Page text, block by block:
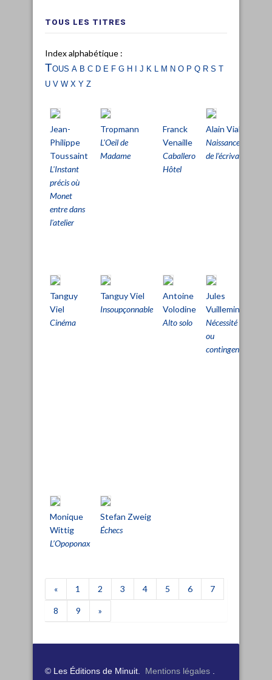
TOUS LES TITRES
Index alphabétique :
Tous a b c d e fg h i j k l m no p q rs t
uvwx yz
Jean-
Philippe
Toussaint
L'Instant
précis où
Monet
entre dans
l'atelier
Tropmann
L'Oeil de
Madame
Franck
Venaille
Caballero
Hôtel
Alain Viala
Naissance
de l’écrivain
Tanguy
Viel
Cinéma
Tanguy Viel
Insoupçonnable
Antoine
Volodine
Alto solo
Jules
Vuillemin
Nécessité
ou
contingence
Monique
Wittig
L’Opoponax
Stefan Zweig
Échecs
« 1 2 3 4 5 6 7
8 9 »
© Les Éditions de Minuit. Mentions légales